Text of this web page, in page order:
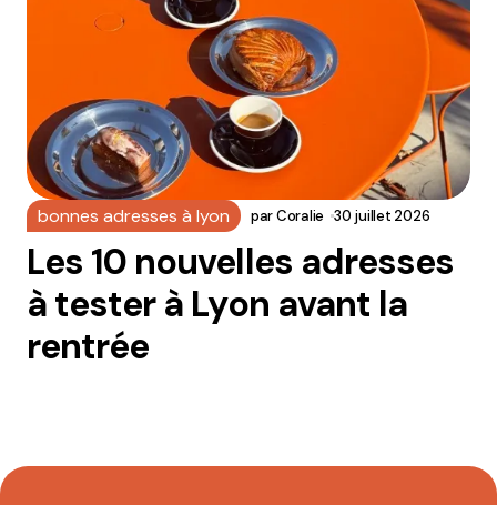
bonnes adresses à lyon parCoralie 30 juillet 2026
Les 10 nouvelles adresses
à tester à Lyon avant la
rentrée